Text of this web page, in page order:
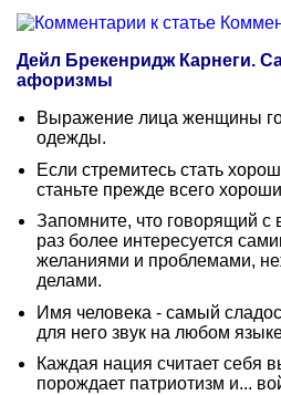
Дейл Брекенридж Карнеги.
афоризмы
Выражение лица женщины
одежды.
Если стремитесь стать
станьте прежде всего
Запомните, что говорящий с
раз более интересуется
желаниями и проблемами,
делами.
Имя человека - самый
для него звук на любом
Каждая нация считает себя
порождает патриотизм и...